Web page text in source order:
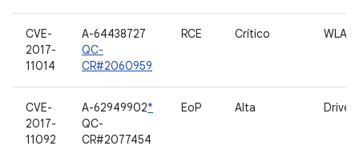
CVE-
2017-
11014
A-64438727
QC-
CR#2060959
RCE Crítico WLAN
CVE-
2017-
11092
A-62949902*
QC-
CR#2077454
EoP Alta Driver